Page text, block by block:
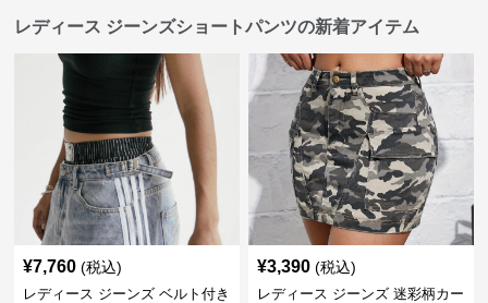
レディース ジーンズショートパンツの新着アイテム
¥7,760 (税込)
レディース ジーンズ ベルト付き
¥3,390 (税込)
レディース ジーンズ 迷彩柄カー